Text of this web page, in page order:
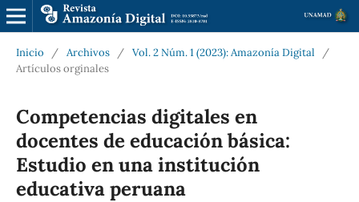
Inicio / Archivos / Vol. 2 Núm. 1 (2023): Amazonía Digital
/
Artículos orginales
Competencias digitales en
docentes de educación básica:
Estudio en una institución
educativa peruana